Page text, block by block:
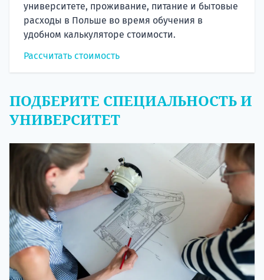
университете, проживание, питание и бытовые
расходы в Польше во время обучения в
удобном калькуляторе стоимости.
Рассчитать стоимость
ПОДБЕРИТЕ СПЕЦИАЛЬНОСТЬ И
УНИВЕРСИТЕТ